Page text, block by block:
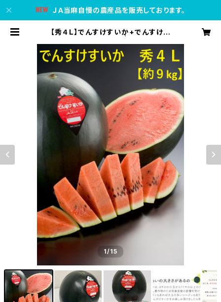
ＪＡ当麻自慢の農産品を販売しております。
【秀４Ｌ】でんすけすいか+でんすけす
オンラインショップ
1/15